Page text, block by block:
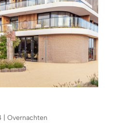
| Overnachten